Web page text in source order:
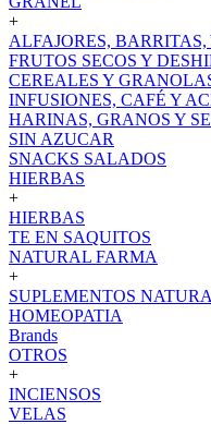
+
ALFAJORES,
FRUTOS SECOS Y
CEREALES Y
INFUSIONES, CAFÉ Y
HARINAS, GRANOS Y
SIN AZUCAR
SNACKS SALADOS
HIERBAS
+
HIERBAS
TE EN SAQUITOS
NATURAL FARMA
+
SUPLEMENTOS
HOMEOPATIA
Brands
OTROS
+
INCIENSOS
VELAS